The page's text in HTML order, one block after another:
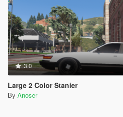
3.0
Large 2 Color Stanier
By Anoser